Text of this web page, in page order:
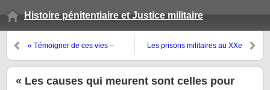
Histoire pénitentiaire et Justice militaire
« Témoigner de ces vies –
opus de Francine Mayran
Les prisons militaires au XXe
temps de paix
« Les causes qui meurent sont celles pour